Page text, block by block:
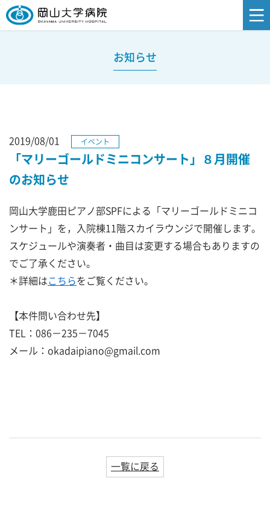
お知らせ
2019/08/01 イベント
「マリーゴールドミニコンサート」８月開催
のお知らせ
岡山大学鹿田ピアノ部SPFによる「マリーゴールドミニコ
ンサート」を，入院棟11階スカイラウンジで開催します。
スケジュールや演奏者・曲目は変更する場合もありますの
でご了承ください。
＊詳細はこちらをご覧ください。
【本件問い合わせ先】
TEL：086－235－7045
メール：okadaipiano@gmail.com
一覧に戻る